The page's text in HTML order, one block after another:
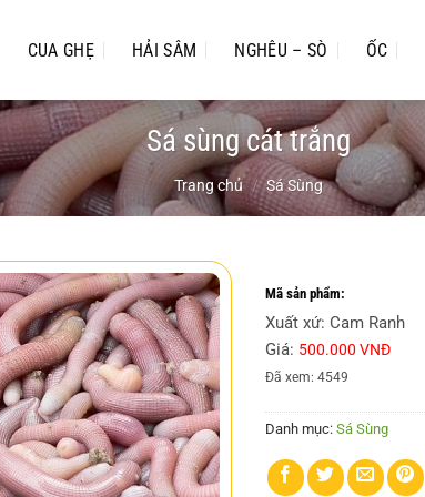
CUA GHẸ HẢI SÂM NGHÊU – SÒ ỐC
Sá sùng cát trắng
Trang chủ / Sá Sùng
Mã sản phẩm:
Xuất xứ: Cam Ranh
Giá: 500.000 VNĐ
Đã xem: 4549
Danh mục: Sá Sùng